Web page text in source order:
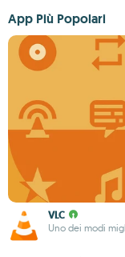
App Più Popolari
VLC
Uno dei modi